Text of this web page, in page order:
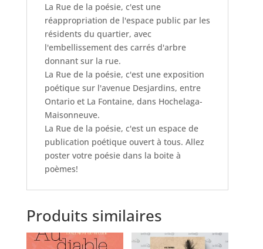
La Rue de la poésie, c'est une
réappropriation de l'espace public par les
résidents du quartier, avec
l'embellissement des carrés d'arbre
donnant sur la rue.
La Rue de la poésie, c'est une exposition
poétique sur l'avenue Desjardins, entre
Ontario et La Fontaine, dans Hochelaga-
Maisonneuve.
La Rue de la poésie, c'est un espace de
publication poétique ouvert à tous. Allez
poster votre poésie dans la boite à
poèmes!
Produits similaires